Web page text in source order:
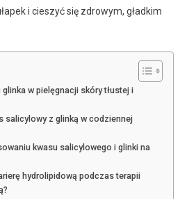
i cieszyć się zdrowym, gładkim
w pielęgnacji skóry tłustej i
salicylowy z glinką w codziennej
kwasu salicylowego i glinki na
hydrolipidową podczas terapii